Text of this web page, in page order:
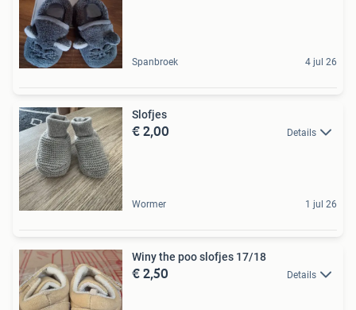
Spanbroek 4 jul 26
Slofjes
€ 2,00 Details
Wormer 1 jul 26
Winy the poo slofjes 17/18
€ 2,50 Details